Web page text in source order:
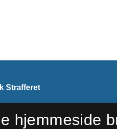
Strafferet
hjemmeside